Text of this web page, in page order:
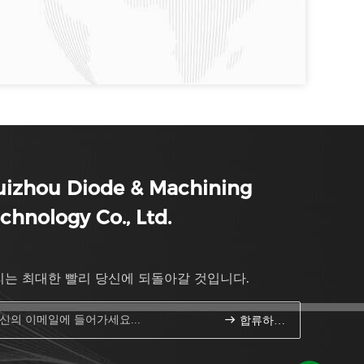
Diode & Machining
Co., Ltd.
는 최대한 빨리 당신에 되돌아갈 것입니다.
합류하세요